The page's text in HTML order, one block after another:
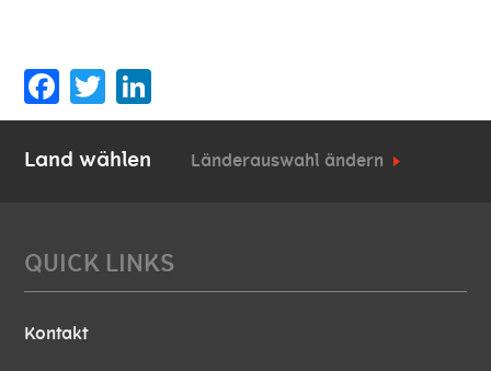
Facebook
Twitter
Land wählen Länderauswahl ändern
QUICK LINKS
Kontakt